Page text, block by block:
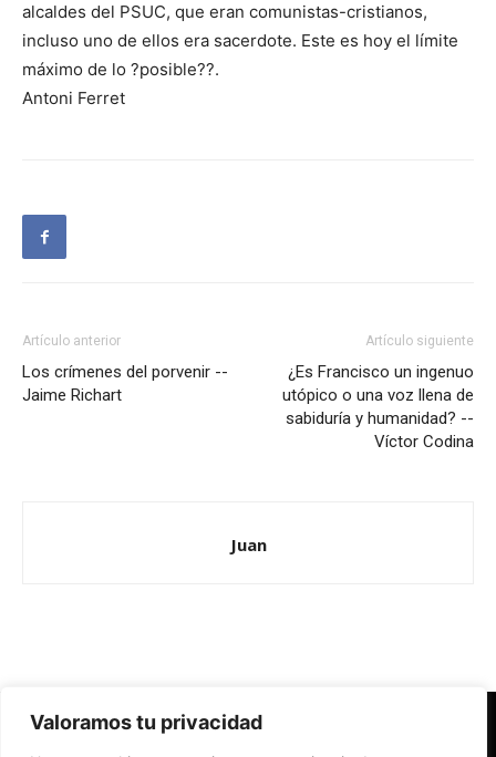
Valoramos tu privacidad
alcaldes del PSUC, que eran comunistas-cristianos,
incluso uno de ellos era sacerdote. Este es hoy el límite
máximo de lo ?posible??.
Antoni Ferret
Artículo anterior
Los crímenes del porvenir --
Jaime Richart
Artículo siguiente
¿Es Francisco un ingenuo
utópico o una voz llena de
sabiduría y humanidad? --
Víctor Codina
Juan
Redes Cristianas